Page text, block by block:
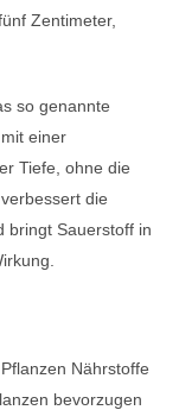
Zentimeter,
so genannte
einer
Tiefe, ohne die
die
bringt Sauerstoff in
Nährstoffe
bevorzugen